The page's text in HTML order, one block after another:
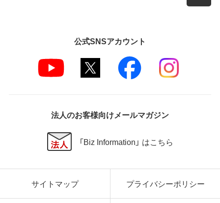
公式SNSアカウント
法人のお客様向けメールマガジン
「Biz Information」 はこちら
サイトマップ プライバシーポリシー